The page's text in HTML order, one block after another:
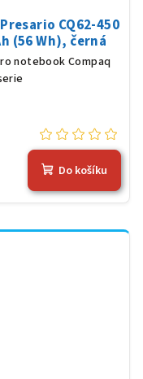
CQ62-450
(56 Wh), černá
notebook Compaq
Do košíku